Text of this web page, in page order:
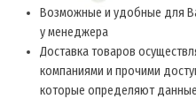
Возможные и удобные для
у менеджера
Доставка товаров
компаниями и прочими
которые определяют